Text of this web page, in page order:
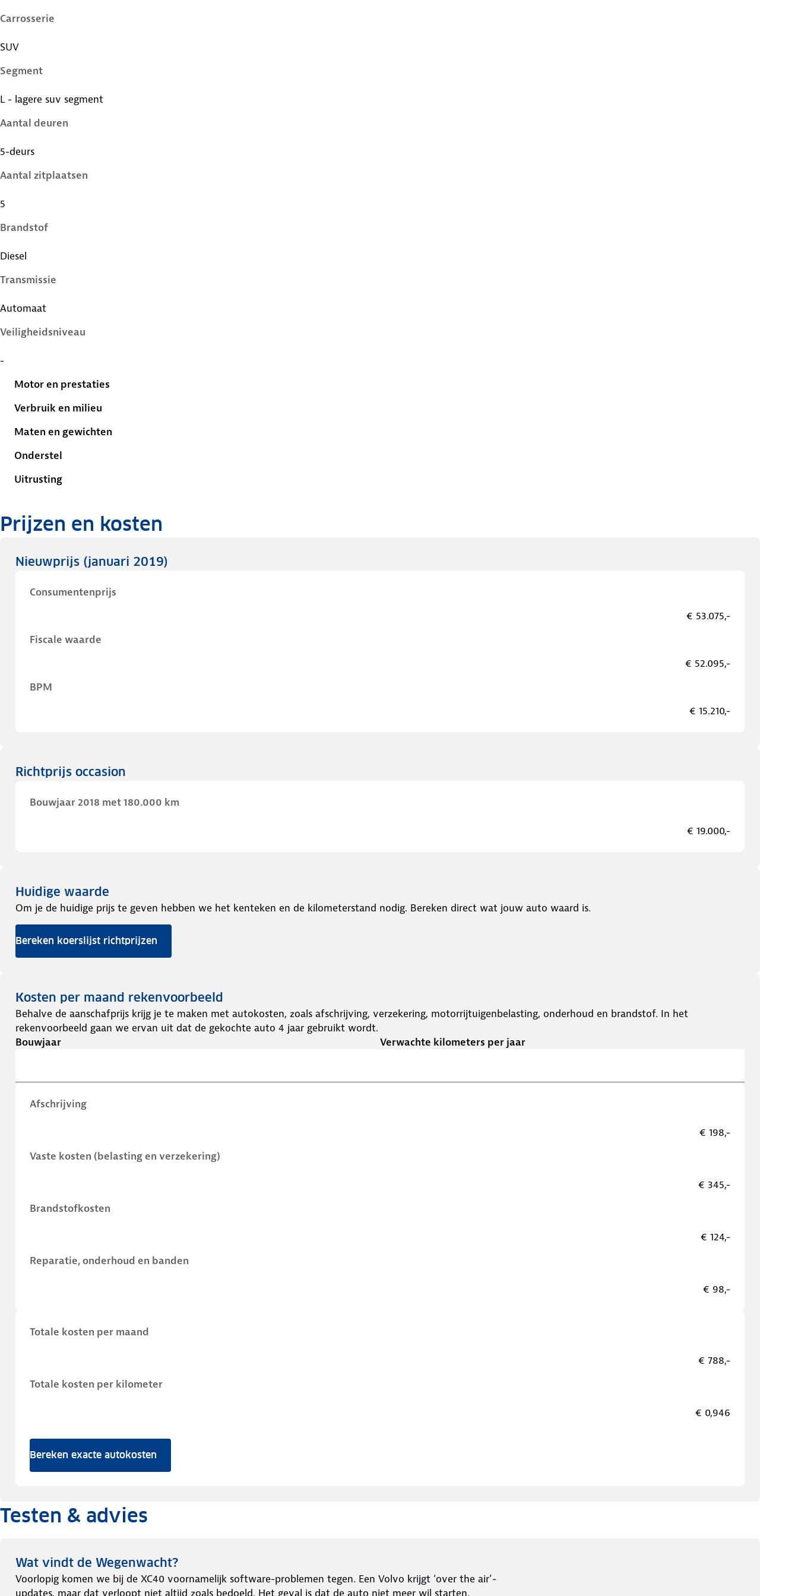
Carrosserie
SUV
Segment
L - lagere suv segment
Aantal deuren
5-deurs
Aantal zitplaatsen
5
Brandstof
Diesel
Transmissie
Automaat
Veiligheidsniveau
-
Motor en prestaties
Verbruik en milieu
Maten en gewichten
Onderstel
Uitrusting
Prijzen en kosten
Nieuwprijs (januari 2019)
Consumentenprijs
€ 53.075,-
Fiscale waarde
€ 52.095,-
BPM
€ 15.210,-
Richtprijs occasion
Bouwjaar 2018 met 180.000 km
€ 19.000,-
Huidige waarde
Om je de huidige prijs te geven hebben we het kenteken en de kilometerstand nodig. Bereken direct wat jouw auto waard is.
Bereken koerslijst richtprijzen
Kosten per maand rekenvoorbeeld
Behalve de aanschafprijs krijg je te maken met autokosten, zoals afschrijving, verzekering, motorrijtuigenbelasting, onderhoud en brandstof. In het
rekenvoorbeeld gaan we ervan uit dat de gekochte auto 4 jaar gebruikt wordt.
Bouwjaar
Verwachte kilometers per jaar
Afschrijving
€ 198,-
Vaste kosten (belasting en verzekering)
€ 345,-
Brandstofkosten
€ 124,-
Reparatie, onderhoud en banden
€ 98,-
Totale kosten per maand
€ 788,-
Totale kosten per kilometer
€ 0,946
Bereken exacte autokosten
Testen & advies
Wat vindt de Wegenwacht?
Voorlopig komen we bij de XC40 voornamelijk software-problemen tegen. Een Volvo krijgt ‘over the air’-
updates, maar dat verloopt niet altijd zoals bedoeld. Het geval is dat de auto niet meer wil starten.